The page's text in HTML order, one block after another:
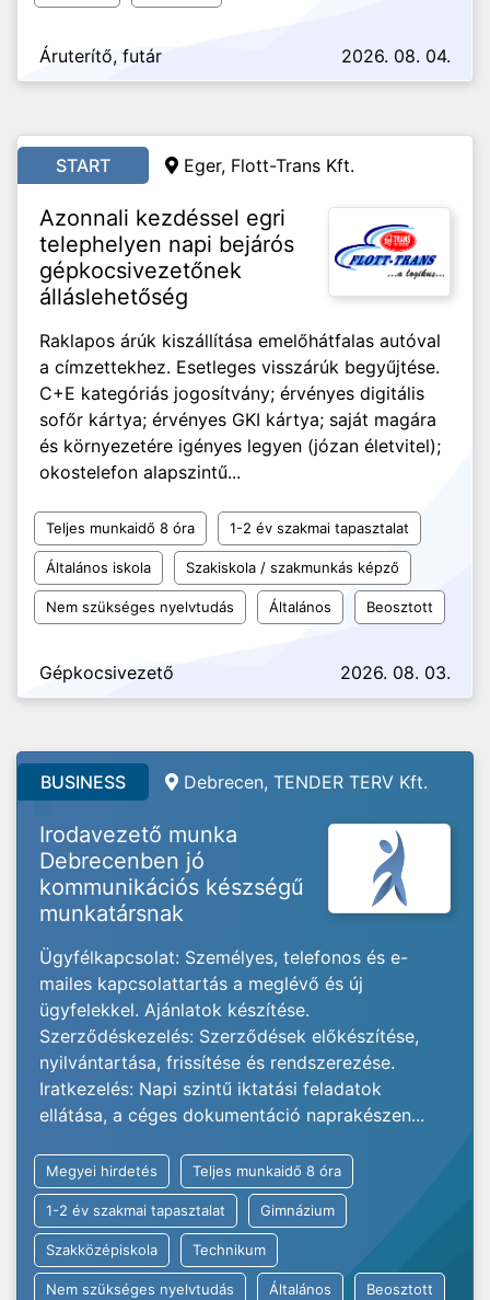
Áruterítő, futár 2026. 08. 04.
START Eger, Flott-Trans Kft.
Azonnali kezdéssel egri
telephelyen napi bejárós
gépkocsivezetőnek
álláslehetőség
Raklapos árúk kiszállítása emelőhátfalas autóval
a címzettekhez. Esetleges visszárúk begyűjtése.
C+E kategóriás jogosítvány; érvényes digitális
sofőr kártya; érvényes GKI kártya; saját magára
és környezetére igényes legyen (józan életvitel);
okostelefon alapszintű...
Teljes munkaidő 8 óra 1-2 év szakmai tapasztalat
Általános iskola Szakiskola / szakmunkás képző
Nem szükséges nyelvtudás Általános Beosztott
Gépkocsivezető 2026. 08. 03.
BUSINESS Debrecen, TENDER TERV Kft.
Irodavezető munka
Debrecenben jó
kommunikációs készségű
munkatársnak
Ügyfélkapcsolat: Személyes, telefonos és e-
mailes kapcsolattartás a meglévő és új
ügyfelekkel. Ajánlatok készítése.
Szerződéskezelés: Szerződések előkészítése,
nyilvántartása, frissítése és rendszerezése.
Iratkezelés: Napi szintű iktatási feladatok
ellátása, a céges dokumentáció naprakészen...
Megyei hirdetés Teljes munkaidő 8 óra
1-2 év szakmai tapasztalat Gimnázium
Szakközépiskola Technikum
Nem szükséges nyelvtudás Általános Beosztott